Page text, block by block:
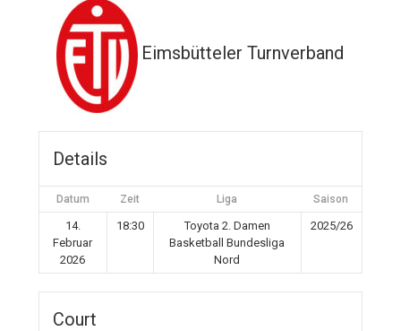
Eimsbütteler Turnverband
Details
Datum Zeit Liga Saison
14.
Februar
2026
18:30
Toyota 2. Damen
Basketball Bundesliga
Nord
2025/26
Court